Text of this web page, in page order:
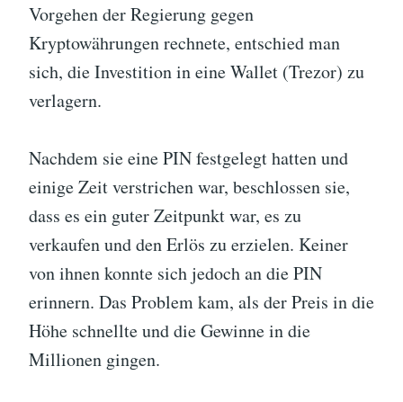
Vorgehen der Regierung gegen
Kryptowährungen rechnete, entschied man
sich, die Investition in eine Wallet (Trezor) zu
verlagern.
Nachdem sie eine PIN festgelegt hatten und
einige Zeit verstrichen war, beschlossen sie,
dass es ein guter Zeitpunkt war, es zu
verkaufen und den Erlös zu erzielen. Keiner
von ihnen konnte sich jedoch an die PIN
erinnern. Das Problem kam, als der Preis in die
Höhe schnellte und die Gewinne in die
Millionen gingen.